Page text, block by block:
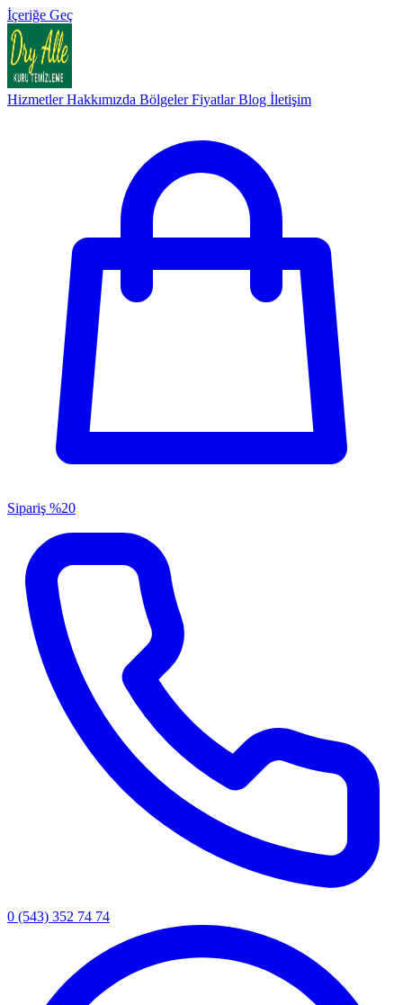
İçeriğe Geç
HizmetlerHakkımızda BölgelerFiyatlarBlog İletişim
Sipariş %20
0 (543) 352 74 74